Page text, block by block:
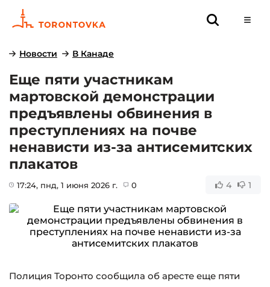
Новости В Канаде
Еще пяти участникам
мартовской демонстрации
предъявлены обвинения в
преступлениях на почве
ненависти из-за антисемитских
плакатов
17:24, пнд, 1 июня 2026 г. 0 4 1
Полиция Торонто сообщила об аресте еще пяти